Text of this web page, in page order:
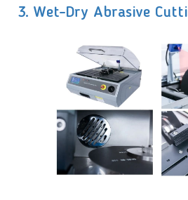
3. Wet-Dry Abrasive